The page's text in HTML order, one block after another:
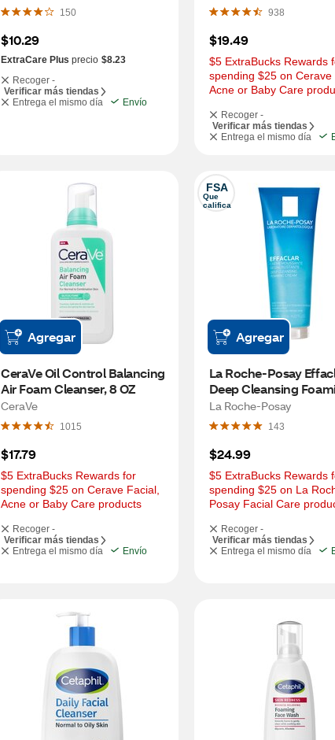
150
$10.29
ExtraCare Plus precio $8.23
Recoger -
Verificar más tiendas
Entrega el mismo día
Envío
938
$19.49
$5 ExtraBucks Rewards
spending $25 on Cerave
Acne or Baby Care
Recoger -
Verificar más tiendas
Entrega el mismo día
Agregar
CeraVe Oil Control Balancing
Air Foam Cleanser, 8 OZ
CeraVe
1015
$17.79
$5 ExtraBucks Rewards for
spending $25 on Cerave Facial,
Acne or Baby Care products
Recoger -
Verificar más tiendas
Entrega el mismo día
Envío
FSA
Que
califica
Agregar
La Roche-Posay
Deep Cleansing
Face Wash, 4.2 OZ
La Roche-Posay
143
$24.99
$5 ExtraBucks Rewards
spending $25 on La
Posay Facial Care
Recoger -
Verificar más tiendas
Entrega el mismo día